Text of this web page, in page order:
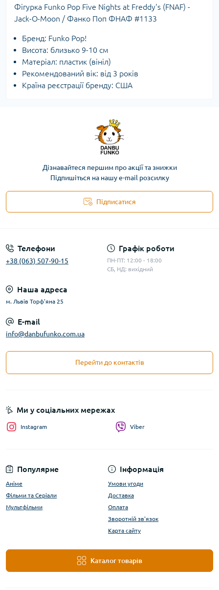
Фігурка Funko Pop Five Nights at Freddy's (FNAF) -
Jack-O-Moon / Фанко Поп ФНАФ #1133
Бренд: Funko Pop!
Висота: близько 9-10 см
Матеріал: пластик (вініл)
Рекомендований вік: від 3 років
Країна реєстрації бренду: США
Дізнавайтеся першим про акції та знижки
Підпишіться на нашу e-mail розсилку
Підписатися
Телефони
+38 (063) 507-90-15
Графік роботи
ПН-ПТ: 12:00 - 18:00
СБ, НД: вихідний
Наша адреса
м. Львів Торф'яна 25
E-mail
info@danbufunko.com.ua
Перейти до контактів
Популярне
Аніме
Фільми та Серіали
Мультфільми
Інформація
Умови угоди
Доставка
Оплата
Зворотній зв'язок
Карта сайту
Каталог товарів
Ми у соціальних мережах
Instagram Viber